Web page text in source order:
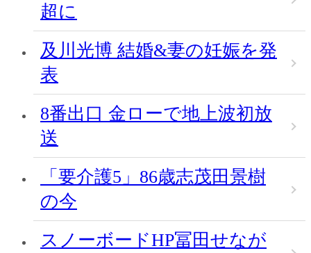
超に
及川光博 結婚&妻の妊娠を発
表
8番出口 金ローで地上波初放
送
「要介護5」86歳志茂田景樹
の今
スノーボードHP冨田せなが